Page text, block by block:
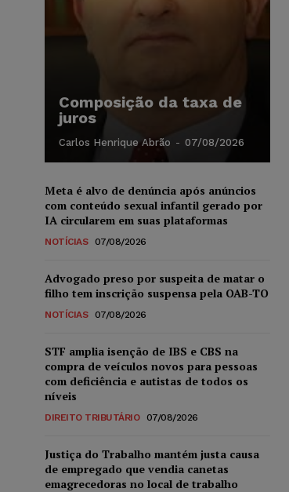
Composição da taxa de
juros
Carlos Henrique Abrão - 07/08/2026
Meta é alvo de denúncia após anúncios
com conteúdo sexual infantil gerado por
IA circularem em suas plataformas
NOTÍCIAS 07/08/2026
Advogado preso por suspeita de matar o
filho tem inscrição suspensa pela OAB-TO
NOTÍCIAS 07/08/2026
STF amplia isenção de IBS e CBS na
compra de veículos novos para pessoas
com deficiência e autistas de todos os
níveis
DIREITO TRIBUTÁRIO 07/08/2026
Justiça do Trabalho mantém justa causa
de empregado que vendia canetas
emagrecedoras no local de trabalho